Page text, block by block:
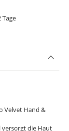
Tage
Velvet Hand &
versorgt die Haut